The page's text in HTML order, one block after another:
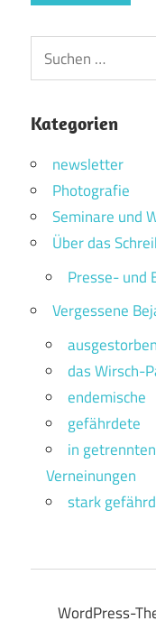
Suchen
nach:
Kategorien
newsletter
Photografie
Seminare und
Über das
Presse- und
Vergessene
das Wirsch-
endemische
gefährdete
in
Verneinungen
stark
WordPress-